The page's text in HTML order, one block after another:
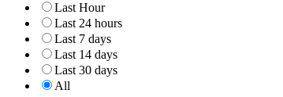
Last Hour
Last 24 hours
Last 7 days
Last 14 days
Last 30 days
All